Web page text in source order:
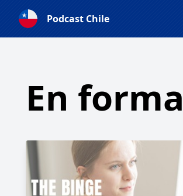
Podcast Chile
En forma